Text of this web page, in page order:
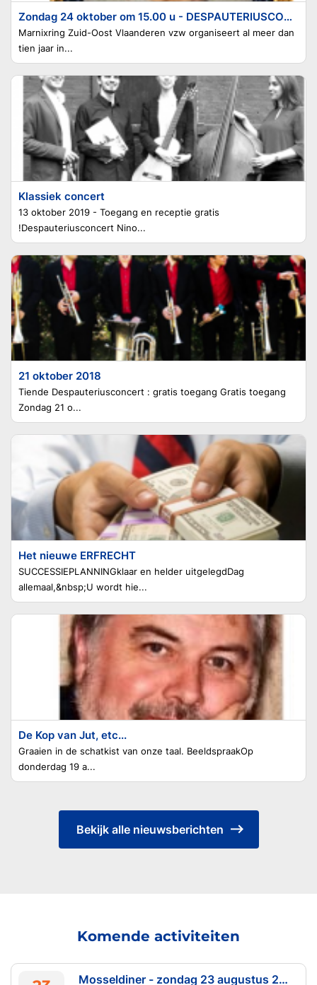
Zondag 24 oktober om 15.00 u - DESPAUTERIUSCONCERT
Marnixring Zuid-Oost Vlaanderen vzw organiseert al meer dan
tien jaar in...
Klassiek concert
13 oktober 2019 - Toegang en receptie gratis
!Despauteriusconcert Nino...
21 oktober 2018
Tiende Despauteriusconcert : gratis toegang Gratis toegang
Zondag 21 o...
Het nieuwe ERFRECHT
SUCCESSIEPLANNINGklaar en helder uitgelegdDag
allemaal,&nbsp;U wordt hie...
De Kop van Jut, etc...
Graaien in de schatkist van onze taal. BeeldspraakOp
donderdag 19 a...
Bekijk alle nieuwsberichten
Komende activiteiten
Mosseldiner - zondag 23 augustus 2026